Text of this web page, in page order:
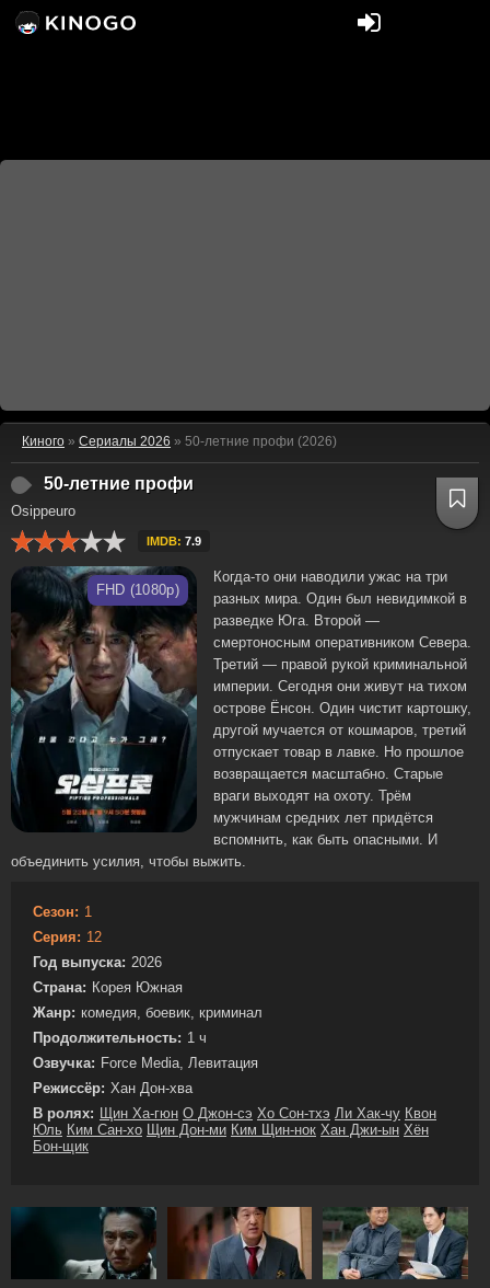
Киного » Сериалы 2026 » 50-летние профи (2026)
50-летние профи
Osippeuro
IMDB: 7.9
FHD (1080p)
Когда-то они наводили ужас на три
разных мира. Один был невидимкой в
разведке Юга. Второй —
смертоносным оперативником Севера.
Третий — правой рукой криминальной
империи. Сегодня они живут на тихом
острове Ёнсон. Один чистит картошку,
другой мучается от кошмаров, третий
отпускает товар в лавке. Но прошлое
возвращается масштабно. Старые
враги выходят на охоту. Трём
мужчинам средних лет придётся
вспомнить, как быть опасными. И
объединить усилия, чтобы выжить.
Сезон: 1
Серия: 12
Год выпуска: 2026
Страна: Корея Южная
Жанр: комедия, боевик, криминал
Продолжительность: 1 ч
Озвучка: Force Media, Левитация
Режиссёр: Хан Дон-хва
В ролях: Щин Ха-гюн О Джон-сэ Хо Сон-тхэ Ли Хак-чу Квон
Юль Ким Сан-хо Щин Дон-ми Ким Щин-нок Хан Джи-ын Хён
Бон-щик